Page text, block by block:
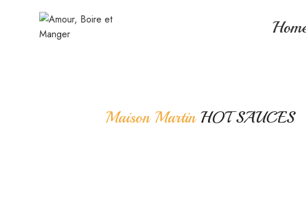
Maison MartinHOT SAUCES